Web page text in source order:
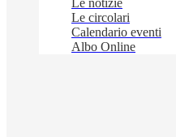
Le notizie
Le circolari
Calendario eventi
Albo Online